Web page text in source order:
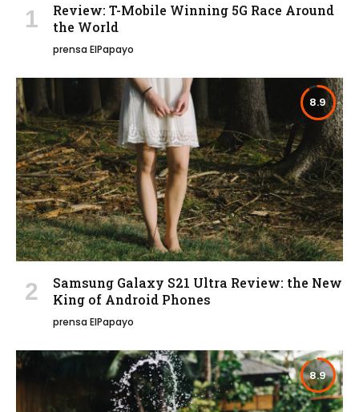
Review: T-Mobile Winning 5G Race Around
the World
prensa ElPapayo
8.9
Samsung Galaxy S21 Ultra Review: the New
King of Android Phones
prensa ElPapayo
8.9